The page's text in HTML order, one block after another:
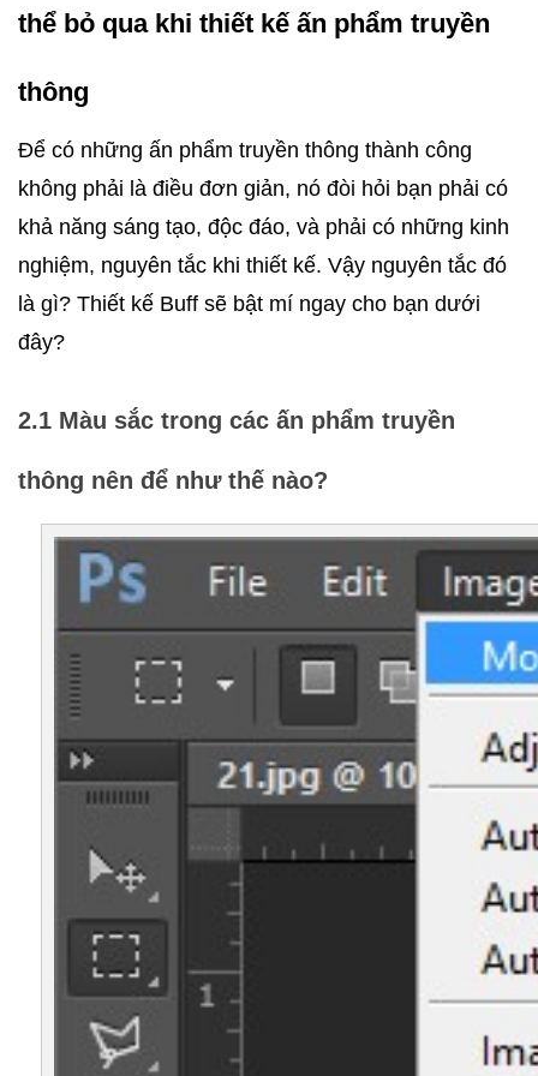
thể bỏ qua khi thiết kế ấn phẩm truyền
thông
Để có những ấn phẩm truyền thông thành công
không phải là điều đơn giản, nó đòi hỏi bạn phải có
khả năng sáng tạo, độc đáo, và phải có những kinh
nghiệm, nguyên tắc khi thiết kế. Vậy nguyên tắc đó
là gì? Thiết kế Buff sẽ bật mí ngay cho bạn dưới
đây?
2.1 Màu sắc trong các ấn phẩm truyền
thông nên để như thế nào?